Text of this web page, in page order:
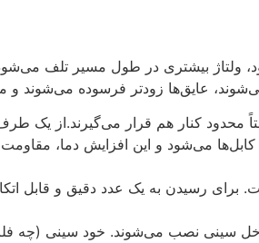
ولتاژ بیشتری در طول مسیر تلف
عایق‌ها زودتر فرسوده می‌شوند و
کنار هم قرار می‌گیرند.از یک
می‌شود و این افزایش دما، مقاومت
رسیدن به یک عدد دقیق و قابل اتکا،
سینی نصب می‌شوند. خود سینی (چه